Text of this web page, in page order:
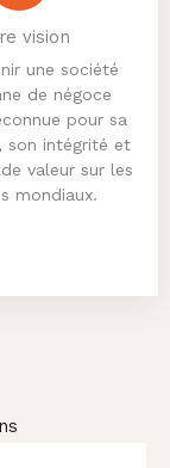
vision
une société
de négoce
pour sa
son intégrité et
valeur sur les
mondiaux.